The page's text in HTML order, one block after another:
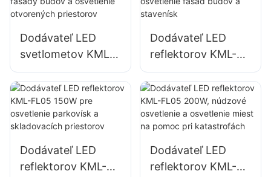
Dodávateľ LED
svetlometov KML-
FL05 50W pre
vonkajšie fasády
budov a osvetlenie
otvorených
Dodávateľ LED
reflektorov KML-
FL05 100W pre
osvetlenie fasád
budov a stavenísk
Dodávateľ LED
reflektorov KML-
Dodávateľ LED
reflektorov KML-